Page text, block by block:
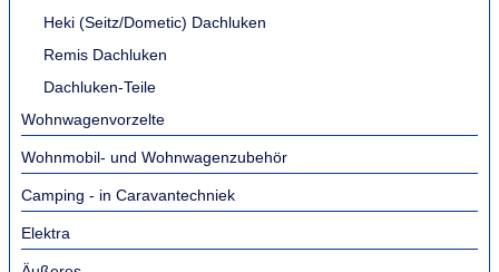
Heki (Seitz/Dometic) Dachluken
Remis Dachluken
Dachluken-Teile
Wohnwagenvorzelte
Wohnmobil- und Wohnwagenzubehör
Camping - in Caravantechniek
Elektra